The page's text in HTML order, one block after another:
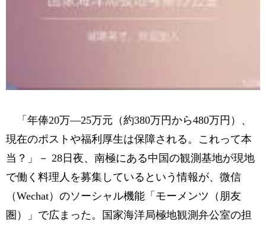
「年俸20万―25万元（約380万円から480万円）、
現在のポストや福利厚生は保障される。これって本
当？」－ 28日夜、南極にある中国の観測基地が現地
で働く料理人を募集しているという情報が、微信
（Wechat）のソーシャル機能「モーメンツ（朋友
圏）」で広まった。国家海洋局極地観測弁公室の担